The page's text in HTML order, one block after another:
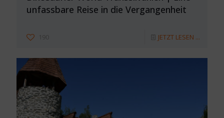
unfassbare Reise in die Vergangenheit
190 JETZT LESEN ...